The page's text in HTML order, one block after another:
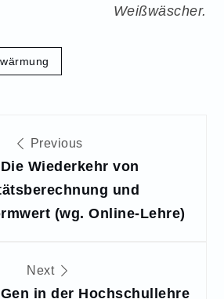
Weißwäscher.
Previous
Wiederkehr von
und
(wg. Online-Lehre)
Next
in der Hochschullehre